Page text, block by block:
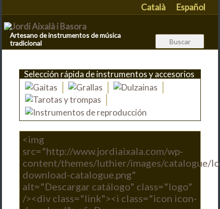
Català Español
Artesano de instrumentos de música
tradicional
Selección rápida de instrumentos y accesorios
<img
src="http://www.jordiaixala.com/wp-
content/themes/luthier/images/catalogue/
download-catalogue.png"
alt="Descargar catálogo" class="logo"
/><div class="link"><i class="icon icon-